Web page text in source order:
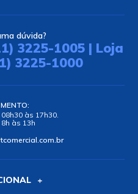
dúvida?
3225-1005 | Loja
3225-1000
às 17h30.
às 13h